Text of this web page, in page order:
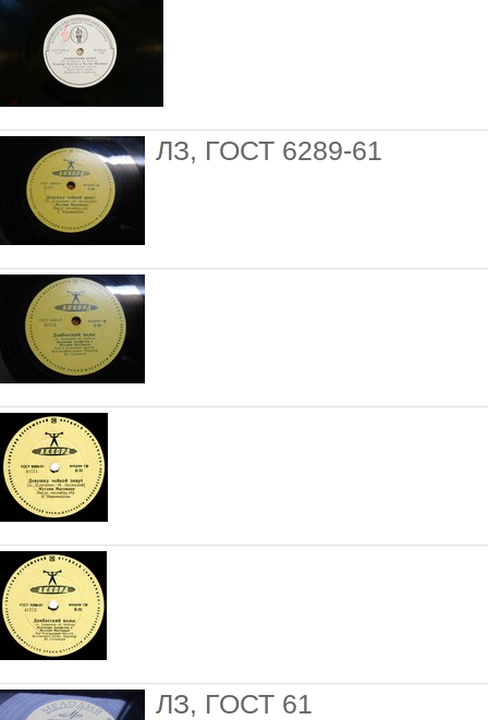
ЛЗ, ГОСТ 6289-61
ЛЗ, ГОСТ 61